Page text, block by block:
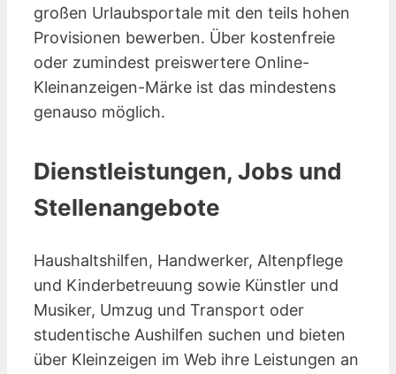
großen Urlaubsportale mit den teils hohen
Provisionen bewerben. Über kostenfreie
oder zumindest preiswertere Online-
Kleinanzeigen-Märke ist das mindestens
genauso möglich.
Dienstleistungen, Jobs und
Stellenangebote
Haushaltshilfen, Handwerker, Altenpflege
und Kinderbetreuung sowie Künstler und
Musiker, Umzug und Transport oder
studentische Aushilfen suchen und bieten
über Kleinzeigen im Web ihre Leistungen an